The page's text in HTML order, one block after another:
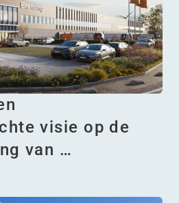
visie op de
van …